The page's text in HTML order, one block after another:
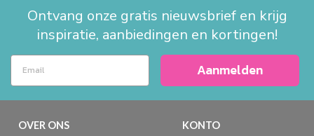
Ontvang onze gratis nieuwsbrief en krijg
inspiratie, aanbiedingen en kortingen!
Aanmelden
OVER ONS KONTO